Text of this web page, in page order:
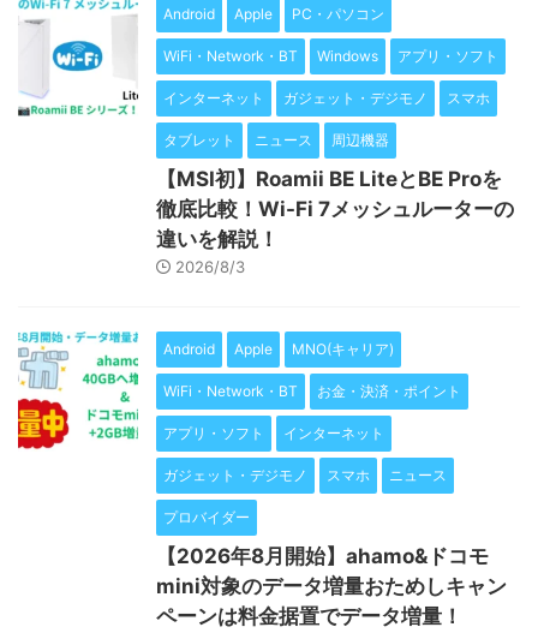
Android Apple PC・パソコン
WiFi・Network・BT Windows アプリ・ソフト
インターネット ガジェット・デジモノ スマホ
タブレット ニュース 周辺機器
【MSI初】Roamii BE LiteとBE Proを
徹底比較！Wi-Fi 7メッシュルーターの
違いを解説！
2026/8/3
Android Apple MNO(キャリア)
WiFi・Network・BT お金・決済・ポイント
アプリ・ソフト インターネット
ガジェット・デジモノ スマホ ニュース
プロバイダー
【2026年8月開始】ahamo&ドコモ
mini対象のデータ増量おためしキャン
ペーンは料金据置でデータ増量！